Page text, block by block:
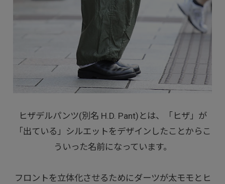
ヒザデルパンツ(別名 H.D. Pant)とは、「ヒザ」が
「出ている」シルエットをデザインしたことからこ
ういった名前になっています。
フロントを立体化させるためにダーツが太モモとヒ